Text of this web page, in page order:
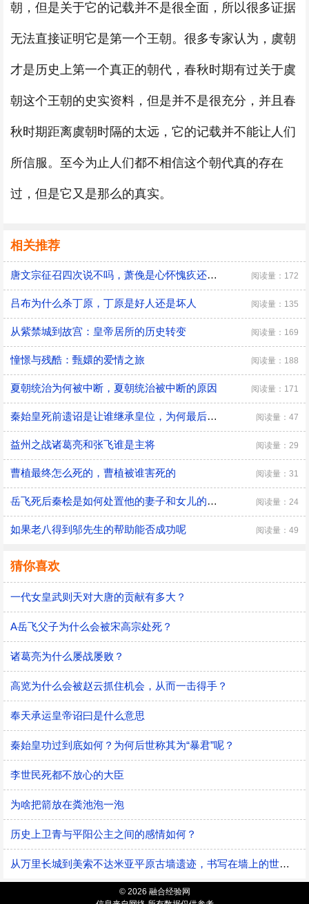
朝，但是关于它的记载并不是很全面，所以很多证据
无法直接证明它是第一个王朝。很多专家认为，虞朝
才是历史上第一个真正的朝代，春秋时期有过关于虞
朝这个王朝的史实资料，但是并不是很充分，并且春
秋时期距离虞朝时隔的太远，它的记载并不能让人们
所信服。至今为止人们都不相信这个朝代真的存在
过，但是它又是那么的真实。
相关推荐
唐文宗征召四次说不吗，萧俛是心怀愧疚还是居功自傲 阅读量：172
吕布为什么杀丁原，丁原是好人还是坏人 阅读量：135
从紫禁城到故宫：皇帝居所的历史转变 阅读量：169
憧憬与残酷：甄嬛的爱情之旅 阅读量：188
夏朝统治为何被中断，夏朝统治被中断的原因 阅读量：171
秦始皇死前遗诏是让谁继承皇位，为何最后是胡亥继位 阅读量：47
益州之战诸葛亮和张飞谁是主将 阅读量：29
曹植最终怎么死的，曹植被谁害死的 阅读量：31
​岳飞死后秦桧是如何处置他的妻子和女儿的，秦桧怎么处置岳飞家人的 阅读量：24
如果老八得到邬先生的帮助能否成功呢 阅读量：49
猜你喜欢
一代女皇武则天对大唐的贡献有多大？
A岳飞父子为什么会被宋高宗处死？
​诸葛亮为什么屡战屡败？
高览为什么会被赵云抓住机会，从而一击得手？
奉天承运皇帝诏曰是什么意思
秦始皇功过到底如何？为何后世称其为“暴君”呢？
李世民死都不放心的大臣
为啥把箭放在粪池泡一泡
历史上卫青与平阳公主之间的感情如何？
从万里长城到美索不达米亚平原古墙遗迹，书写在墙上的世界史
© 2026 融合经验网